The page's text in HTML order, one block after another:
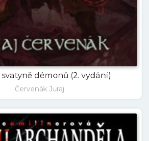
svatyně démonů (2. vydání)
Červenák Juraj